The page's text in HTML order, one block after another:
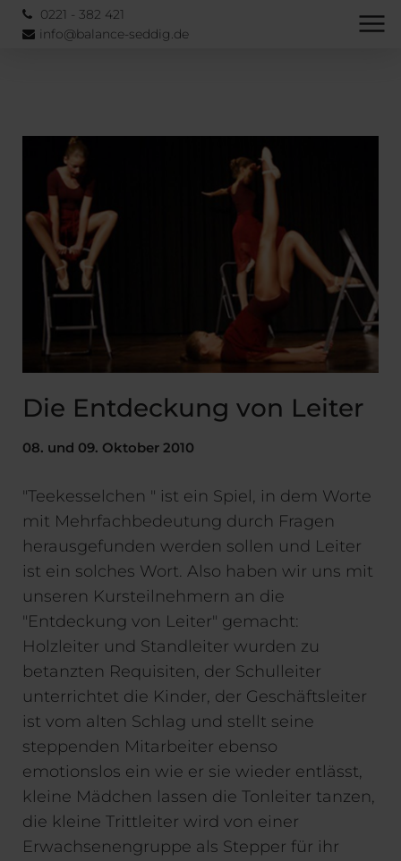
0221 - 382 421
info@balance-seddig.de
Die Entdeckung von Leiter
08. und 09. Oktober 2010
"Teekesselchen " ist ein Spiel, in dem Worte
mit Mehrfachbedeutung durch Fragen
herausgefunden werden sollen und Leiter
ist ein solches Wort. Also haben wir uns mit
unseren Kursteilnehmern an die
"Entdeckung von Leiter" gemacht:
Holzleiter und Standleiter wurden zu
betanzten Requisiten, der Schulleiter
unterrichtet die Kinder, der Geschäftsleiter
ist vom alten Schlag und stellt seine
steppenden Mitarbeiter ebenso
emotionslos ein wie er sie wieder entlässt,
kleine Mädchen lassen die Tonleiter tanzen,
die kleine Trittleiter wird von einer
Erwachsenengruppe als Stepper für ihr